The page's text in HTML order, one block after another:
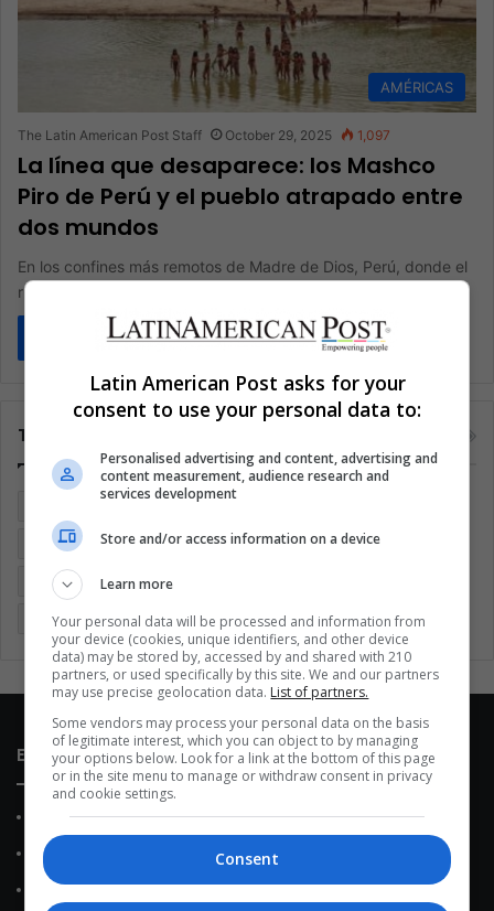
AMÉRICAS
The Latin American Post Staff October 29, 2025 1,097
La línea que desaparece: los Mashco
Piro de Perú y el pueblo atrapado entre
dos mundos
En los confines más remotos de Madre de Dios, Perú, donde el
río Tauhamanu corta una selva tan densa que…
Read More »
Tags
Cine
Coronavirus Covid 19 Cuarentena Deportes
Economía Entretenimiento
Memes (ES) Mundo México Música Politica
Enlaces de interés
Sobre Nosotros
Contacto
Política de Privacidad
Latin American Post asks for your
consent to use your personal data to:
Personalised advertising and content, advertising and
content measurement, audience research and
services development
Store and/or access information on a device
Learn more
Your personal data will be processed and information from
your device (cookies, unique identifiers, and other device
data) may be stored by, accessed by and shared with 210
partners, or used specifically by this site. We and our partners
may use precise geolocation data. List of partners.
Some vendors may process your personal data on the basis
of legitimate interest, which you can object to by managing
your options below. Look for a link at the bottom of this page
or in the site menu to manage or withdraw consent in privacy
and cookie settings.
Consent